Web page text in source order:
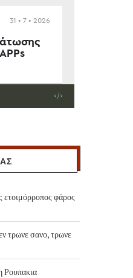
ετοιμόρροπος φάρος
τρωνε σανο, τρωνε
Ρουπακια